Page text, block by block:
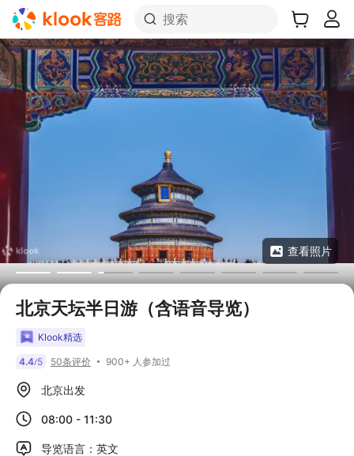
搜索
查看照片
北京天坛半日游（含语音导览）
Klook精选
4.4/5 50条评价 900+ 人参加过
北京出发
08:00 - 11:30
导览语言：英文